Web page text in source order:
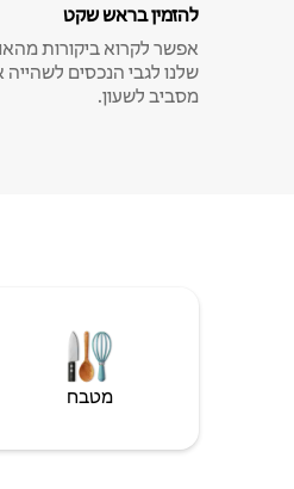
להזמין בראש שקט
אפשר לקרוא ביקורות
שלנו לגבי הנכסים
מסביב לשעון.
מטבח